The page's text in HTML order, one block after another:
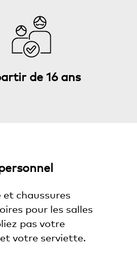
de 16 ans
et chaussures
pour les salles
pas votre
votre serviette.